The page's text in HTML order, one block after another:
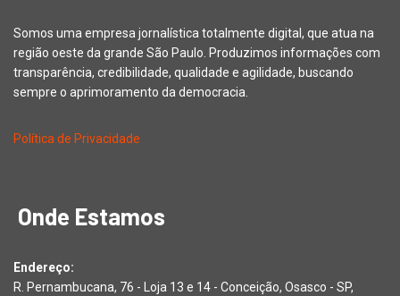
Somos uma empresa jornalística totalmente digital, que atua na
região oeste da grande São Paulo. Produzimos informações com
transparência, credibilidade, qualidade e agilidade, buscando
sempre o aprimoramento da democracia.
Política de Privacidade
Onde Estamos
Endereço:
R. Pernambucana, 76 - Loja 13 e 14 - Conceição, Osasco - SP,